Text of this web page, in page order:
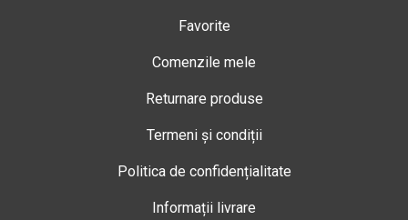
Favorite
Comenzile mele
Returnare produse
Termeni și condiții
Politica de confidențialitate
Informații livrare